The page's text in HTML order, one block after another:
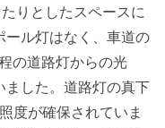
りとしたスペースに
ール灯はなく、車道の
の道路灯からの光
ました。道路灯の真下
度が確保されていま